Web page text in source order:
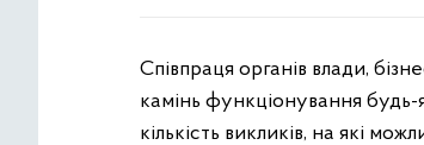
Співпраця органів влади,
камінь функціонування
кількість викликів, на які